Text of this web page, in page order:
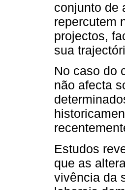
conjunto de
repercutem
projectos,
sua
No caso do
não afecta
Estudos
que as
vivência da